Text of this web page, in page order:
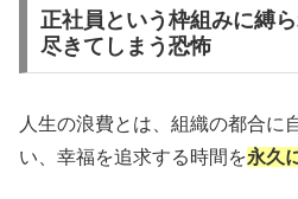
正社員という枠組みに縛
尽きてしまう恐怖
人生の浪費とは、組織の都合に
い、幸福を追求する時間を永久